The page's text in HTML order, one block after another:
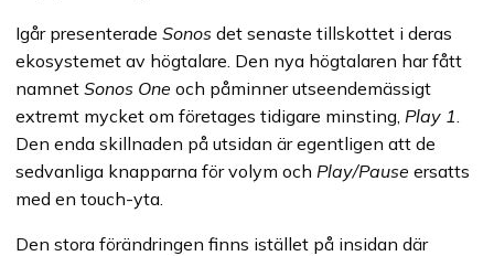
Igår presenterade Sonos det senaste tillskottet i deras
ekosystemet av högtalare. Den nya högtalaren har fått
namnet Sonos One och påminner utseendemässigt
extremt mycket om företages tidigare minsting, Play 1
Den enda skillnaden på utsidan är egentligen att de
sedvanliga knapparna för volym och Play/Pause ersatts
med en touch-yta.
Den stora förändringen finns istället på insidan där